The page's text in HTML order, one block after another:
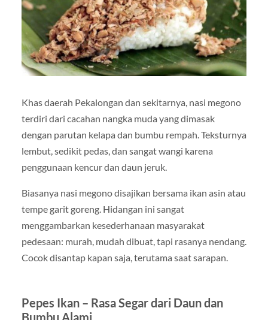
Khas daerah Pekalongan dan sekitarnya, nasi megono
terdiri dari cacahan nangka muda yang dimasak
dengan parutan kelapa dan bumbu rempah. Teksturnya
lembut, sedikit pedas, dan sangat wangi karena
penggunaan kencur dan daun jeruk.
Biasanya nasi megono disajikan bersama ikan asin atau
tempe garit goreng. Hidangan ini sangat
menggambarkan kesederhanaan masyarakat
pedesaan: murah, mudah dibuat, tapi rasanya nendang.
Cocok disantap kapan saja, terutama saat sarapan.
Pepes Ikan – Rasa Segar dari Daun dan
Bumbu Alami